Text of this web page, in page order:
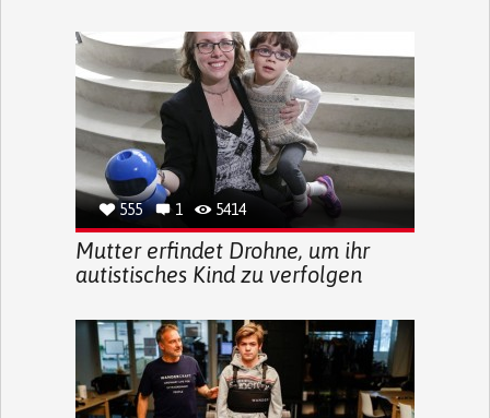
555 1 5414
Mutter erfindet Drohne, um ihr
autistisches Kind zu verfolgen